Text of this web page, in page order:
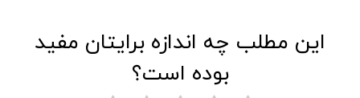
این مطلب چه اندازه برایتان مفید
بوده است؟